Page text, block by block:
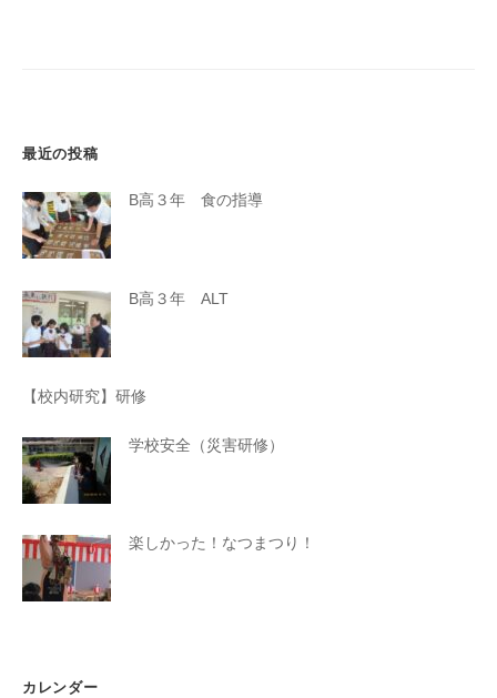
最近の投稿
B高３年 食の指導
B高３年 ALT
【校内研究】研修
学校安全（災害研修）
楽しかった！なつまつり！
カレンダー